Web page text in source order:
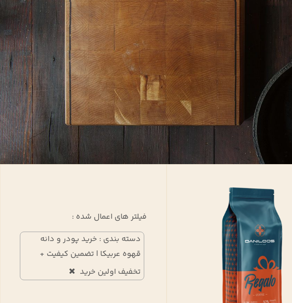
فیلتر های اعمال شده :
دسته بندی : خرید پودر و دانه
قهوه عربیکا | تضمین کیفیت +
تخفیف اولین خرید